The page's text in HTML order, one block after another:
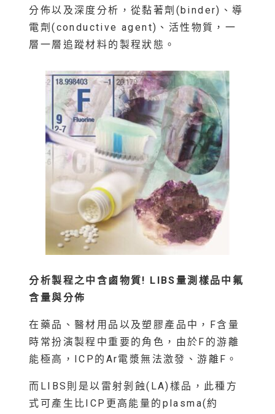
分佈以及深度分析，從黏著劑(binder)、導
電劑(conductive agent)、活性物質，一
層一層追蹤材料的製程狀態。
分析製程之中含鹵物質! LIBS量測樣品中氟
含量與分佈
在藥品、醫材用品以及塑膠產品中，F含量
時常扮演製程中重要的角色，由於F的游離
能極高，ICP的Ar電漿無法激發、游離F。
而LIBS則是以雷射剝蝕(LA)樣品，此種方
式可產生比ICP更高能量的plasma(約